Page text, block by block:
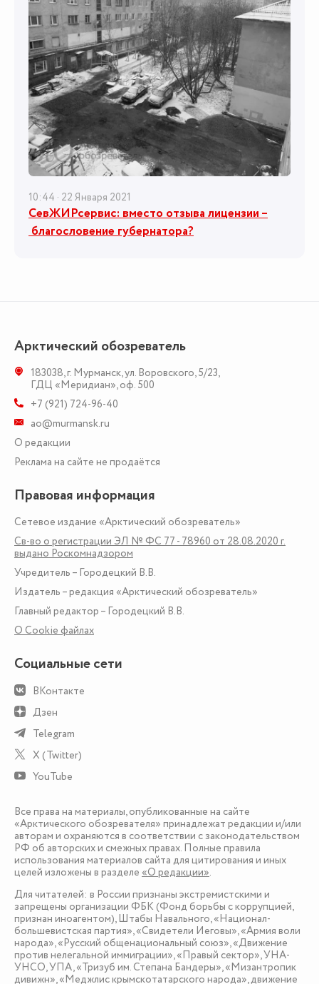
10:44 · 22 Января 2021
СевЖИРсервис: вместо отзыва лицензии –
благословение губернатора?
Арктический обозреватель
183038,г. Мурманск,ул. Воровского, 5/23,
ГДЦ «Меридиан», оф. 500
+7 (921) 724-96-40
ao@murmansk.ru
О редакции
Реклама на сайте не продаётся
Правовая информация
Сетевое издание «Арктический обозреватель»
Св-во о регистрации ЭЛ № ФС 77 - 78960 от 28.08.2020 г.
выдано Роскомнадзором
Учредитель – Городецкий В.В.
Издатель – редакция «Арктический обозреватель»
Главный редактор – Городецкий В.В.
О Сookie файлах
Социальные сети
ВКонтакте
Дзен
Telegram
X (Twitter)
YouTube
Все права на материалы, опубликованные на сайте
«Арктического обозревателя» принадлежат редакции и/или
авторам и охраняются в соответствии с законодательством
РФ об авторских и смежных правах. Полные правила
использования материалов сайта для цитирования и иных
целей изложены в разделе «О редакции».
Для читателей: в России признаны экстремистскими и
запрещены организации ФБК (Фонд борьбы с коррупцией,
признан иноагентом), Штабы Навального, «Национал-
большевистская партия», «Свидетели Иеговы», «Армия воли
народа», «Русский общенациональный союз», «Движение
против нелегальной иммиграции», «Правый сектор», УНА-
УНСО, УПА, «Тризуб им. Степана Бандеры», «Мизантропик
дивижн», «Меджлис крымскотатарского народа», движение